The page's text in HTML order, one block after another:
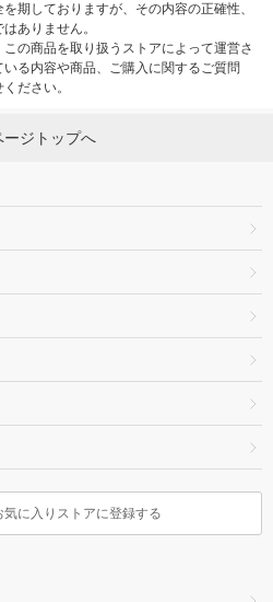
期しておりますが、その内容の正確性、
ありません。
の商品を取り扱うストアによって運営さ
る内容や商品、ご購入に関するご質問
ださい。
ージトップへ
気に入りストアに登録する